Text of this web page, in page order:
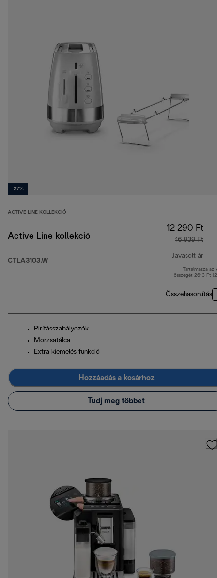
-27%
ACTIVE LINE KOLLEKCIÓ
Active Line kollekció
CTLA3103.W
12 290 Ft
16 939 Ft
Javasolt ár
Tartalmazza az
összegét 2613 Ft
Összehasonlítás
Pirításszabályozók
Morzsatálca
Extra kiemelés funkció
Hozzáadás a kosárhoz
Tudj meg többet